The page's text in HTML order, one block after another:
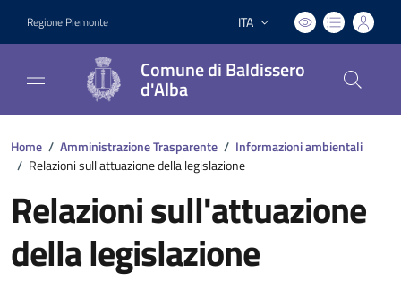
Regione Piemonte Lingua attiva:
ITA
Comune di Baldissero
d'Alba
Home / Amministrazione Trasparente / Informazioni ambientali
/ Relazioni sull'attuazione della legislazione
Relazioni sull'attuazione
della legislazione